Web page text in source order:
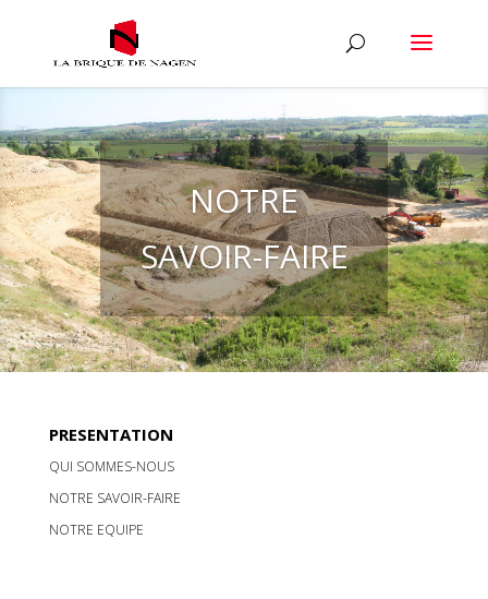
NOTRE
SAVOIR-FAIRE
PRESENTATION
QUI SOMMES-NOUS
NOTRE SAVOIR-FAIRE
NOTRE EQUIPE